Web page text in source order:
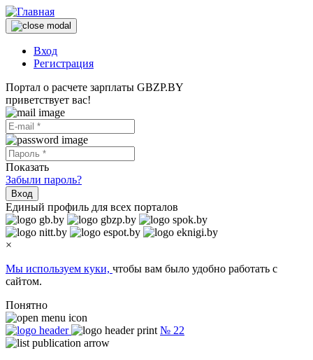
Вход
Регистрация
Портал о расчете зарплаты GBZP.BY
приветствует вас!
Показать
Забыли пароль?
Вход
Единый профиль для всех порталов
×
Мы используем куки, чтобы вам было удобно работать с
сайтом.
Понятно
№ 22